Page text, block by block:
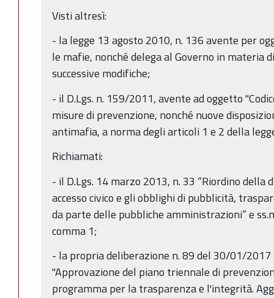
Visti altresì:
- la legge 13 agosto 2010, n. 136 avente per
le mafie, nonché delega al Governo in materia
successive modifiche;
- il D.Lgs. n. 159/2011, avente ad oggetto
misure di prevenzione, nonché nuove
antimafia, a norma degli articoli 1 e 2 della
Richiamati:
- il D.Lgs. 14 marzo 2013, n. 33 “Riordino
accesso civico e gli obblighi di pubblicità,
da parte delle pubbliche amministrazioni” e
comma 1;
- la propria deliberazione n. 89 del 30/01/
"Approvazione del piano triennale di
programma per la trasparenza e l'integrità.